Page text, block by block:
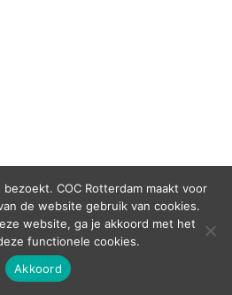
COC Rotterdam maakt voor
de website gebruik van cookies.
website, ga je akkoord met het
functionele cookies.
Akkoord